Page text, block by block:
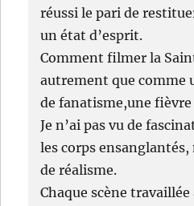
réussi le pari de
un état d’esprit.
Comment filmer la
autrement que comme
de fanatisme,une
Je n’ai pas vu de
les corps
de réalisme.
Chaque scène